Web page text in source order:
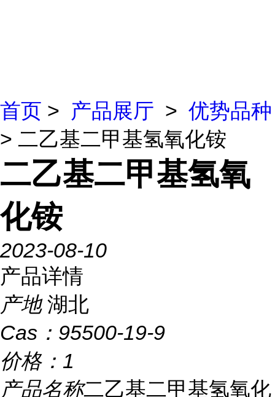
首页 > 产品展厅 > 优势品种
> 二乙基二甲基氢氧化铵
二乙基二甲基氢氧
化铵
2023-08-10
产品详情
产地 湖北
Cas： 95500-19-9
价格： 1
产品名称二乙基二甲基氢氧化